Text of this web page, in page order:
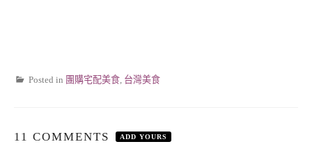
Posted in 團購宅配美食 台灣美食
11 COMMENTS ADD YOURS